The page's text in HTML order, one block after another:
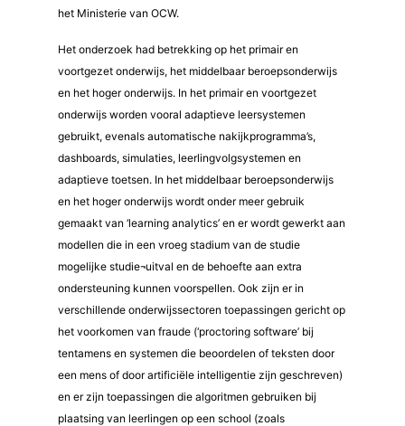
het Ministerie van OCW.
Het onderzoek had betrekking op het primair en
voortgezet onderwijs, het middelbaar beroepsonderwijs
en het hoger onderwijs. In het primair en voortgezet
onderwijs worden vooral adaptieve leersystemen
gebruikt, evenals automatische nakijkprogramma’s,
dashboards, simulaties, leerlingvolgsystemen en
adaptieve toetsen. In het middelbaar beroepsonderwijs
en het hoger onderwijs wordt onder meer gebruik
gemaakt van ‘learning analytics’ en er wordt gewerkt aan
modellen die in een vroeg stadium van de studie
mogelijke studie¬uitval en de behoefte aan extra
ondersteuning kunnen voorspellen. Ook zijn er in
verschillende onderwijssectoren toepassingen gericht op
het voorkomen van fraude (‘proctoring software’ bij
tentamens en systemen die beoordelen of teksten door
een mens of door artificiële intelligentie zijn geschreven)
en er zijn toepassingen die algoritmen gebruiken bij
plaatsing van leerlingen op een school (zoals